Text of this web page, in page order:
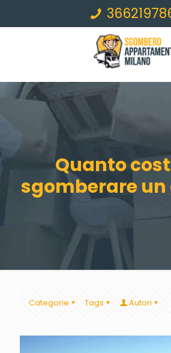
Quanto
sgomberare un
Categorie Tags Autori